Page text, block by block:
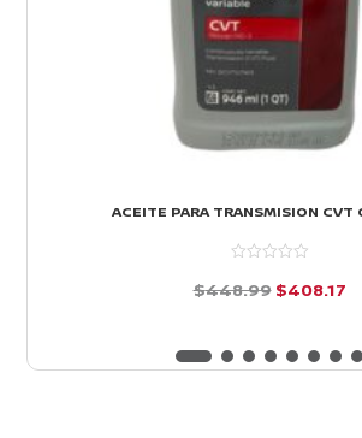
ACEITE PARA TRANSMISION CVT
5
$448.99 El
original
$408.17El